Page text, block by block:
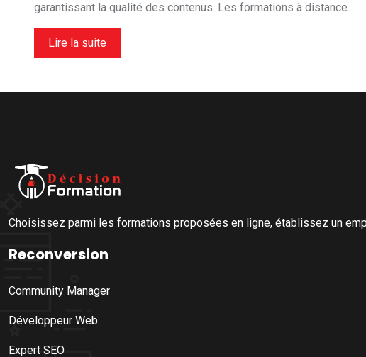
garantissant la qualité des contenus. Les formations à distance…
Lire la suite
Choisissez parmi les formations proposées en ligne, établissez un
Reconversion
Community Manager
Développeur Web
Expert SEO